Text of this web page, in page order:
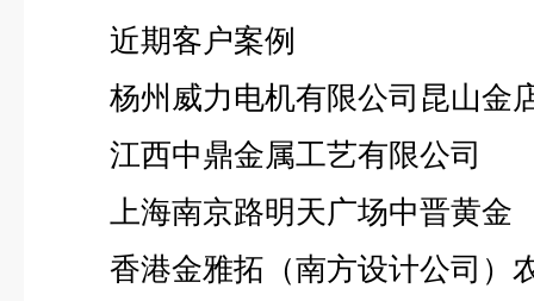
近期客户案例
杨州威力电机有限公司昆山金
江西中鼎金属工艺有限公司
上海南京路明天广场中晋黄金
香港金雅拓（南方设计公司）